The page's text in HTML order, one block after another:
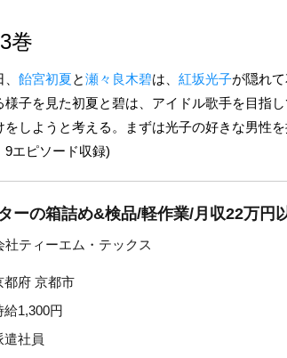
巻
飴宮初夏と瀬々良木碧は、 紅坂光子が隠れ
様子を見た初夏と碧は、アイドル歌手を目指
をしようと考える。まずは光子の好きな男性
9エピソード収録)
ーの箱詰め&検品/軽作業/月収22万円
社ティーエム・テックス
都府 京都市
給1,300円
遣社員